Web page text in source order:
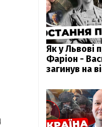
Як у Львові
Фаріон -
загинув на